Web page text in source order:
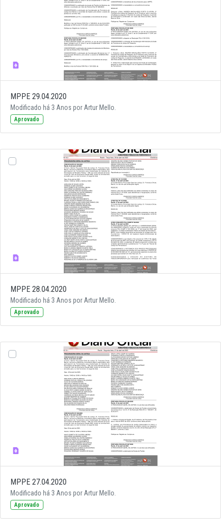
MPPE 29.04.2020
Modificado há 3 Anos por Artur Mello.
Aprovado
MPPE 28.04.2020
Modificado há 3 Anos por Artur Mello.
Aprovado
MPPE 27.04.2020
Modificado há 3 Anos por Artur Mello.
Aprovado